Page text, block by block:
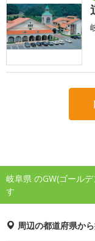
岐阜県 のGW(ゴール
す
周辺の都道府県か